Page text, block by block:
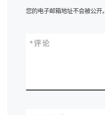
您的电子邮箱地址不会被公开。
评论
*